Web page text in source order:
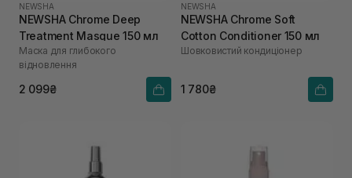
NEWSHA
NEWSHA Chrome Deep
Treatment Masque 150 мл
Маска для глибокого
відновлення
2 099₴
NEWSHA
NEWSHA Chrome Soft
Cotton Conditioner 150 мл
Шовковистий кондиціонер
1 780₴